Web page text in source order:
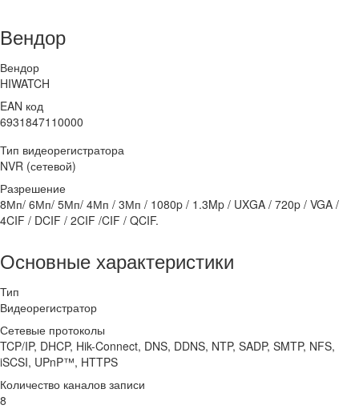
Вендор
Вендор
HIWATCH
EAN код
6931847110000
Тип видеорегистратора
NVR (сетевой)
Разрешение
8Мп/ 6Мп/ 5Мп/ 4Мп / 3Мп / 1080p / 1.3Mp / UXGA / 720p / VGA /
4CIF / DCIF / 2CIF /CIF / QCIF.
Основные характеристики
Тип
Видеорегистратор
Сетевые протоколы
TCP/IP, DHCP, Hik-Connect, DNS, DDNS, NTP, SADP, SMTP, NFS,
iSCSI, UPnP™, HTTPS
Количество каналов записи
8